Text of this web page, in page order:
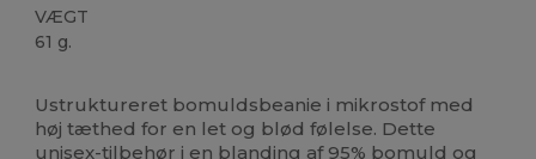
VÆGT
61 g.
Ustruktureret bomuldsbeanie i mikrostof med
høj tæthed for en let og blød følelse. Dette
unisex-tilbehør i en blanding af 95% bomuld og